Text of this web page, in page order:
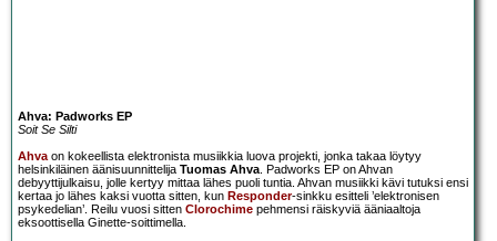
Ahva: Padworks EP
Soit Se Silti
Ahvaon kokeellista elektronista musiikkia luova projekti, jonka takaa löytyy
helsinkiläinen äänisuunnittelija Tuomas Ahva. Padworks EP on Ahvan
debyyttijulkaisu, jolle kertyy mittaa lähes puoli tuntia. Ahvan musiikki kävi tutuksi ensi
kertaa jo lähes kaksi vuotta sitten, kun Responder-sinkku esitteli ’elektronisen
psykedelian’. Reilu vuosi sitten Clorochime pehmensi räiskyviä ääniaaltoja
eksoottisella Ginette-soittimella.